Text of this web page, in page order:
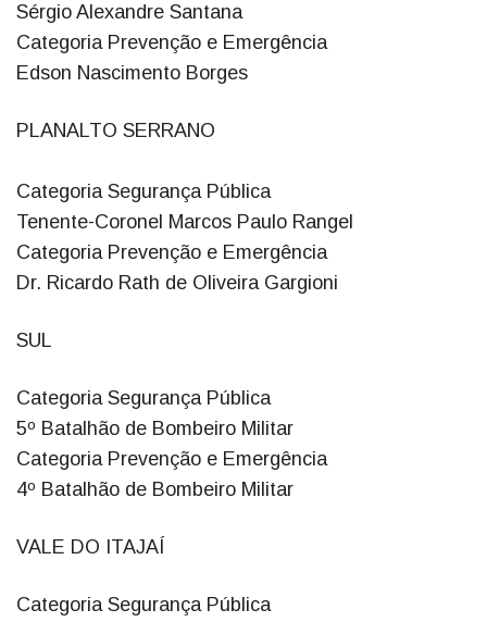
Sérgio Alexandre Santana
Categoria Prevenção e Emergência
Edson Nascimento Borges
PLANALTO SERRANO
Categoria Segurança Pública
Tenente-Coronel Marcos Paulo Rangel
Categoria Prevenção e Emergência
Dr. Ricardo Rath de Oliveira Gargioni
SUL
Categoria Segurança Pública
5º Batalhão de Bombeiro Militar
Categoria Prevenção e Emergência
4º Batalhão de Bombeiro Militar
VALE DO ITAJAÍ
Categoria Segurança Pública